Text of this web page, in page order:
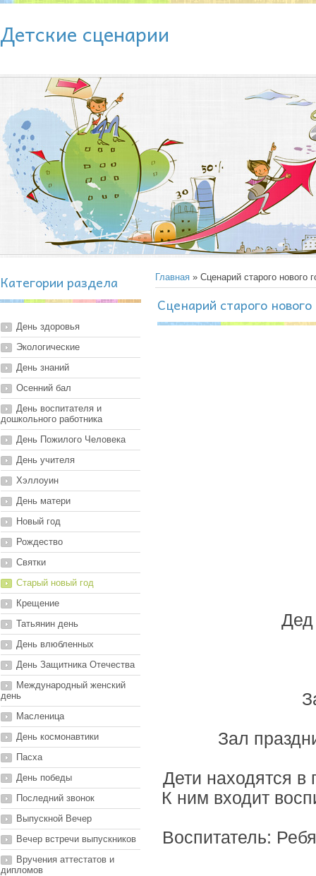
Детские сценарии
Категории раздела
День здоровья
Экологические
День знаний
Осенний бал
День воспитателя и
дошкольного работника
День Пожилого Человека
День учителя
Хэллоуин
День матери
Новый год
Рождество
Святки
Старый новый год
Крещение
Татьянин день
День влюбленных
День Защитника Отечества
Международный женский
день
Масленица
День космонавтики
Пасха
День победы
Последний звонок
Выпускной Вечер
Вечер встречи выпускников
Вручения аттестатов и
дипломов
Главная » Сценарий старого нового
Сценарий старого
Зал
Дети находятся в
К ним входит
Воспитатель: